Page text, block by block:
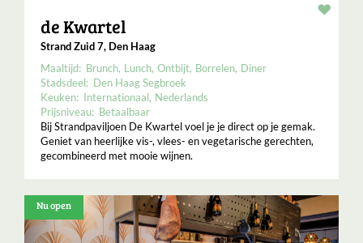
de Kwartel
Strand Zuid 7, Den Haag
Maaltijd: Brunch Lunch Ontbijt Borrelen Diner
Stadsdeel: Den Haag Segbroek
Keuken: Internationaal Nederlands
Prijsniveau: Betaalbaar
Bij Strandpaviljoen De Kwartel voel je je direct op je gemak.
Geniet van heerlijke vis-, vlees- en vegetarische gerechten,
gecombineerd met mooie wijnen.
Nu open